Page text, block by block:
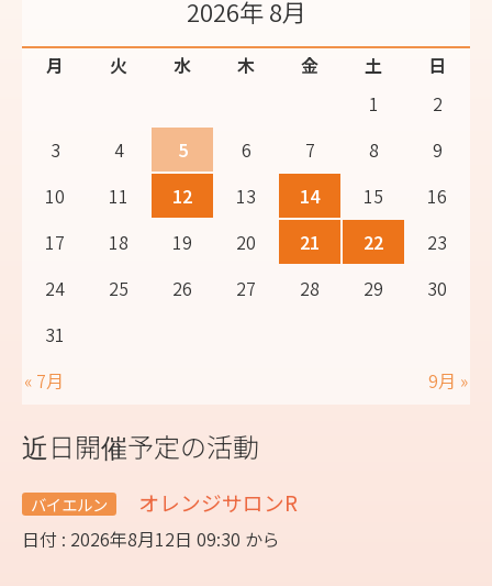
2026年 8月
月 火 水 木 金 土
日
1
2
3
4 5 6 7 8
9
10
11 12 13 14 15
16
17
18 19 20 21 22
23
24
25 26 27 28 29
30
31
« 7月
9月 »
近日開催予定の活動
バイエルン オレンジサロンR
日付 : 2026年8月12日 09:30 から